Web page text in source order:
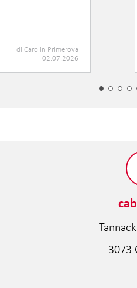
di Carolin Primerova
02.07.2026
3073